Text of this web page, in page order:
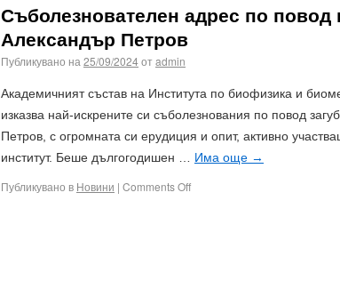
Съболезнователен адрес по повод
Александър Петров
Публикувано на 25/09/2024отadmin
Академичният състав на Института по биофизика и
изказва най-искрените си съболезнования по повод
Петров, с огромната си ерудиция и опит, активно
институт. Беше дългогодишен … Има още →
Публикувано в Новини | Comments Off